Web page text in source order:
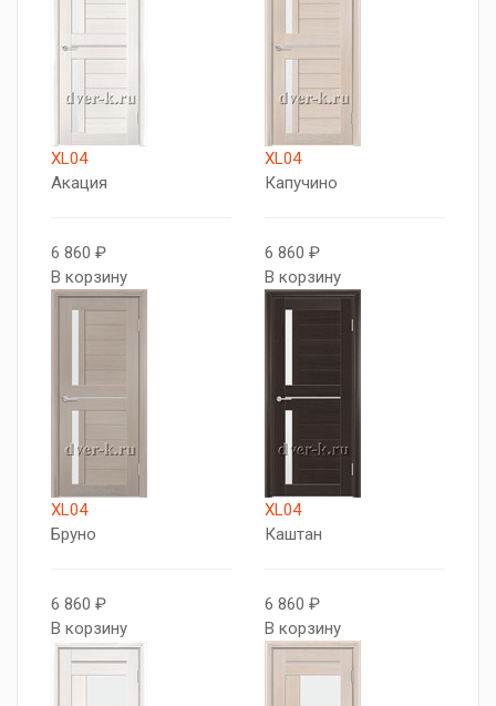
XL04
Акация
6 860 ₽
В корзину
XL04
Капучино
6 860 ₽
В корзину
XL04
Бруно
6 860 ₽
В корзину
XL04
Каштан
6 860 ₽
В корзину